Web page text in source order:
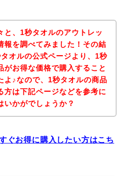
と、1秒タオルのアウトレッ
報を調べてみました！その結
オルの公式ページより、1秒
がお得な価格で購入すること
よ♪なので、1秒タオルの商品
方は下記ページなどを参考に
いかがでしょうか？
ぐお得に購入したい方はこち